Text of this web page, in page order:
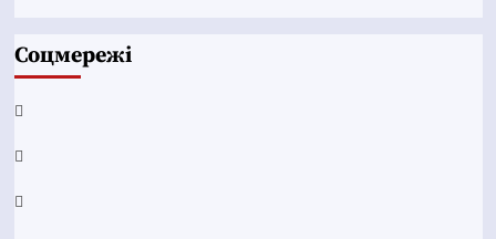
Соцмережі
Facebook
YouTube
Telegram